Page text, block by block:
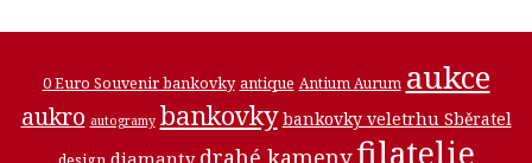
0 Euro Souvenir bankovky antique Antium Aurum aukce
aukro autogramy bankovky bankovky veletrhu Sběratel
diamanty drahé kamenyfilatelie